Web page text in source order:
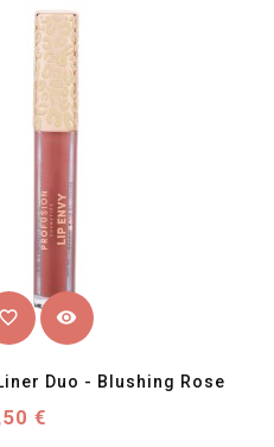
favorite_border visibility
Duo - Blushing Rose
€